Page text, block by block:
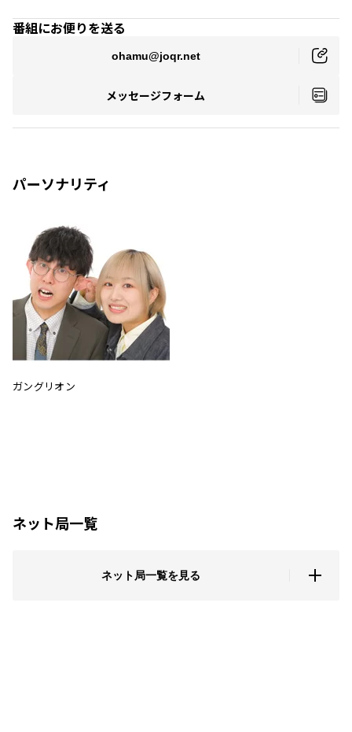
番組にお便りを送る
ohamu@joqr.net
メッセージフォーム
パーソナリティ
ガングリオン
ネット局一覧
ネット局一覧を見る